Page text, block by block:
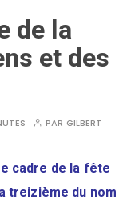
de la
et des
PAR GILBERT
cadre de la fête
treizième du nom